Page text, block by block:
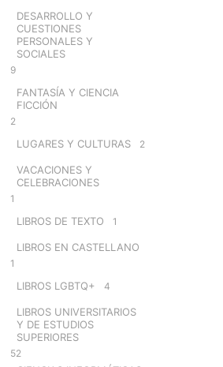
DESARROLLO Y
CUESTIONES
PERSONALES Y
SOCIALES
9
FANTASÍA Y CIENCIA
FICCIÓN
2
LUGARES Y CULTURAS 2
VACACIONES Y
CELEBRACIONES
1
LIBROS DE TEXTO 1
LIBROS EN CASTELLANO
1
LIBROS LGBTQ+ 4
LIBROS UNIVERSITARIOS
Y DE ESTUDIOS
SUPERIORES
52